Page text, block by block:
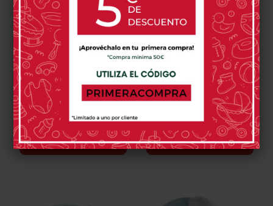
Sonajero Sensorial Done
By Deer
13,95 €
0 opinión(es)
Comprar
Pack De Sonajeros
Sensoriales Done By
Deer Lalee
44,95 €
0 opinión(es)
Comprar